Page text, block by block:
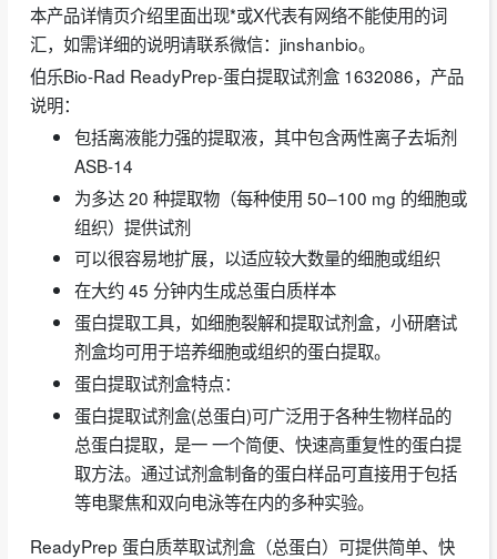
本产品详情页介绍里面出现*或X代表有网络不能使用的词
汇，如需详细的说明请联系微信：jinshanbio。
伯乐Bio-Rad ReadyPrep-蛋白提取试剂盒 1632086，产品
说明：
包括离液能力强的提取液，其中包含两性离子去垢剂
ASB-14
为多达 20 种提取物（每种使用 50–100 mg 的细胞或
组织）提供试剂
可以很容易地扩展，以适应较大数量的细胞或组织
在大约 45 分钟内生成总蛋白质样本
蛋白提取工具，如细胞裂解和提取试剂盒，小研磨试
剂盒均可用于培养细胞或组织的蛋白提取。
蛋白提取试剂盒特点：
蛋白提取试剂盒(总蛋白)可广泛用于各种生物样品的
总蛋白提取，是一 一个简便、快速高重复性的蛋白提
取方法。通过试剂盒制备的蛋白样品可直接用于包括
等电聚焦和双向电泳等在内的多种实验。
ReadyPrep 蛋白质萃取试剂盒（总蛋白）可提供简单、快